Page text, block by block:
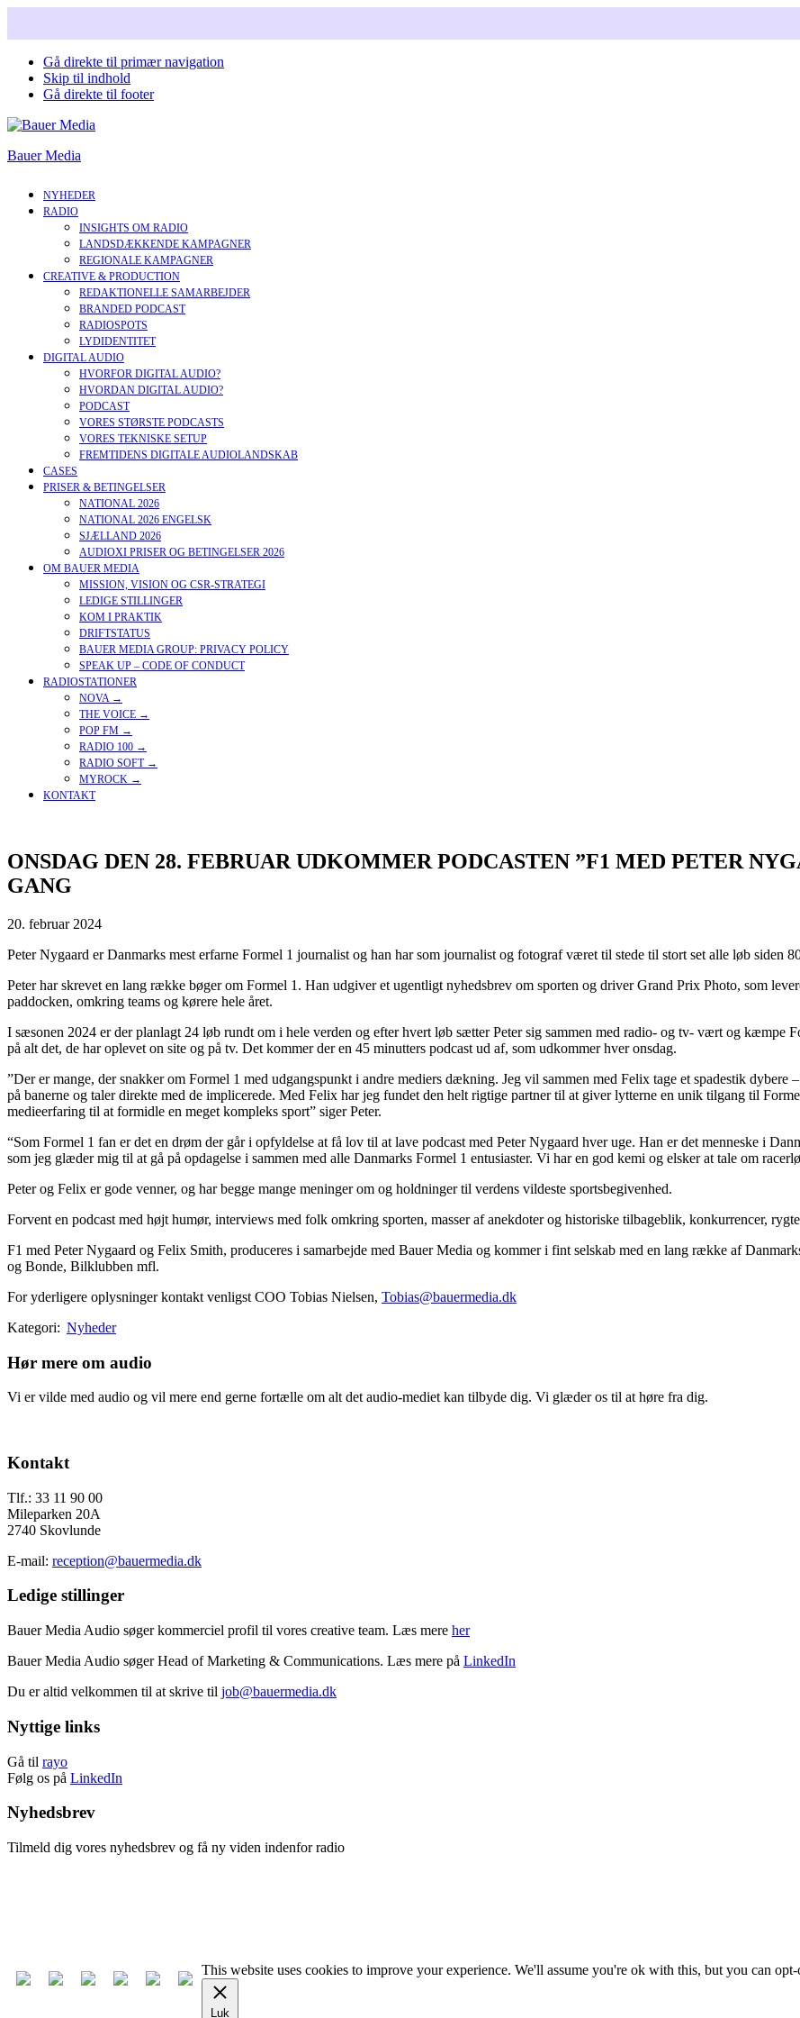
Gå direkte til primær navigation
Skip til indhold
Gå direkte til footer
Bauer Media
NYHEDER
RADIO
INSIGHTS OM RADIO
LANDSDÆKKENDE KAMPAGNER
REGIONALE KAMPAGNER
CREATIVE & PRODUCTION
REDAKTIONELLE SAMARBEJDER
BRANDED PODCAST
RADIOSPOTS
LYDIDENTITET
DIGITAL AUDIO
HVORFOR DIGITAL AUDIO?
HVORDAN DIGITAL AUDIO?
PODCAST
VORES STØRSTE PODCASTS
VORES TEKNISKE SETUP
FREMTIDENS DIGITALE AUDIOLANDSKAB
CASES
PRISER & BETINGELSER
NATIONAL 2026
NATIONAL 2026 ENGELSK
SJÆLLAND 2026
AUDIOXI PRISER OG BETINGELSER 2026
OM BAUER MEDIA
MISSION, VISION OG CSR-STRATEGI
LEDIGE STILLINGER
KOM I PRAKTIK
DRIFTSTATUS
BAUER MEDIA GROUP: PRIVACY POLICY
SPEAK UP – CODE OF CONDUCT
RADIOSTATIONER
NOVA →
THE VOICE →
POP FM →
RADIO 100 →
RADIO SOFT →
MYROCK →
KONTAKT
ONSDAG DEN 28. FEBRUAR UDKOMMER PODCASTEN ”F1 MED PETER
GANG
20. februar 2024
Peter Nygaard er Danmarks mest erfarne Formel 1 journalist og han har som journalist og fotograf været til stede til stort set alle løb siden
Peter har skrevet en lang række bøger om Formel 1. Han udgiver et ugentligt nyhedsbrev om sporten og driver Grand Prix Photo, som
paddocken, omkring teams og kørere hele året.
I sæsonen 2024 er der planlagt 24 løb rundt om i hele verden og efter hvert løb sætter Peter sig sammen med radio- og tv- vært og kæmpe
på alt det, de har oplevet on site og på tv. Det kommer der en 45 minutters podcast ud af, som udkommer hver onsdag.
”Der er mange, der snakker om Formel 1 med udgangspunkt i andre mediers dækning. Jeg vil sammen med Felix tage et spadestik dybere
på banerne og taler direkte med de implicerede. Med Felix har jeg fundet den helt rigtige partner til at giver lytterne en unik tilgang til
medieerfaring til at formidle en meget kompleks sport” siger Peter.
“Som Formel 1 fan er det en drøm der går i opfyldelse at få lov til at lave podcast med Peter Nygaard hver uge. Han er det menneske i
som jeg glæder mig til at gå på opdagelse i sammen med alle Danmarks Formel 1 entusiaster. Vi har en god kemi og elsker at tale om
Peter og Felix er gode venner, og har begge mange meninger om og holdninger til verdens vildeste sportsbegivenhed.
Forvent en podcast med højt humør, interviews med folk omkring sporten, masser af anekdoter og historiske tilbageblik, konkurrencer,
F1 med Peter Nygaard og Felix Smith, produceres i samarbejde med Bauer Media og kommer i fint selskab med en lang række af
og Bonde, Bilklubben mfl.
For yderligere oplysninger kontakt venligst COO Tobias Nielsen, Tobias@bauermedia.dk
Kategori: Nyheder
Hør mere om audio
Vi er vilde med audio og vil mere end gerne fortælle om alt det audio-mediet kan tilbyde dig. Vi glæder os til at høre fra dig.
Footer
Kontakt
Tlf.: 33 11 90 00
Mileparken 20A
2740 Skovlunde
E-mail: reception@bauermedia.dk
Ledige stillinger
Bauer Media Audio søger kommerciel profil til vores creative team. Læs mere her
Bauer Media Audio søger Head of Marketing & Communications. Læs mere på LinkedIn
Du er altid velkommen til at skrive til job@bauermedia.dk
Nyttige links
Gå til rayo
Følg os på LinkedIn
Nyhedsbrev
Tilmeld dig vores nyhedsbrev og få ny viden indenfor radio
This website uses cookies to improve your experience. We'll assume you're ok with this, but you can
Luk